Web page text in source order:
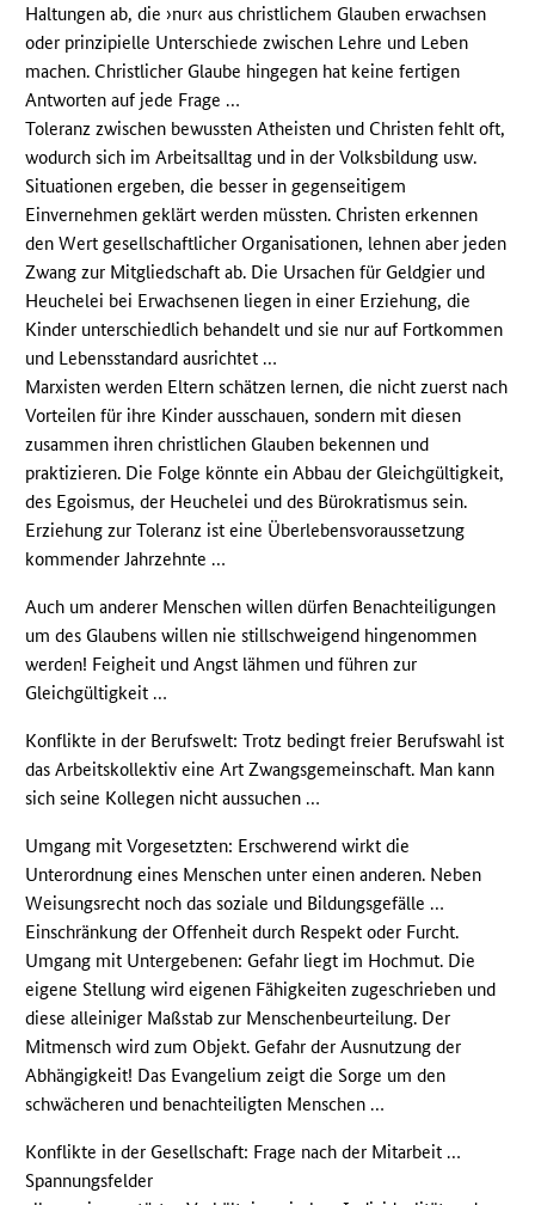
Haltungen ab, die ›nur‹ aus christlichem Glauben erwachsen
oder prinzipielle Unterschiede zwischen Lehre und Leben
machen. Christlicher Glaube hingegen hat keine fertigen
Antworten auf jede Frage …
Toleranz zwischen bewussten Atheisten und Christen fehlt oft,
wodurch sich im Arbeitsalltag und in der Volksbildung usw.
Situationen ergeben, die besser in gegenseitigem
Einvernehmen geklärt werden müssten. Christen erkennen
den Wert gesellschaftlicher Organisationen, lehnen aber jeden
Zwang zur Mitgliedschaft ab. Die Ursachen für Geldgier und
Heuchelei bei Erwachsenen liegen in einer Erziehung, die
Kinder unterschiedlich behandelt und sie nur auf Fortkommen
und Lebensstandard ausrichtet …
Marxisten werden Eltern schätzen lernen, die nicht zuerst nach
Vorteilen für ihre Kinder ausschauen, sondern mit diesen
zusammen ihren christlichen Glauben bekennen und
praktizieren. Die Folge könnte ein Abbau der Gleichgültigkeit,
des Egoismus, der Heuchelei und des Bürokratismus sein.
Erziehung zur Toleranz ist eine Überlebensvoraussetzung
kommender Jahrzehnte …
Auch um anderer Menschen willen dürfen Benachteiligungen
um des Glaubens willen nie stillschweigend hingenommen
werden! Feigheit und Angst lähmen und führen zur
Gleichgültigkeit …
Konflikte in der Berufswelt: Trotz bedingt freier Berufswahl ist
das Arbeitskollektiv eine Art Zwangsgemeinschaft. Man kann
sich seine Kollegen nicht aussuchen …
Umgang mit Vorgesetzten: Erschwerend wirkt die
Unterordnung eines Menschen unter einen anderen. Neben
Weisungsrecht noch das soziale und Bildungsgefälle …
Einschränkung der Offenheit durch Respekt oder Furcht.
Umgang mit Untergebenen: Gefahr liegt im Hochmut. Die
eigene Stellung wird eigenen Fähigkeiten zugeschrieben und
diese alleiniger Maßstab zur Menschenbeurteilung. Der
Mitmensch wird zum Objekt. Gefahr der Ausnutzung der
Abhängigkeit! Das Evangelium zeigt die Sorge um den
schwächeren und benachteiligten Menschen …
Konflikte in der Gesellschaft: Frage nach der Mitarbeit …
Spannungsfelder